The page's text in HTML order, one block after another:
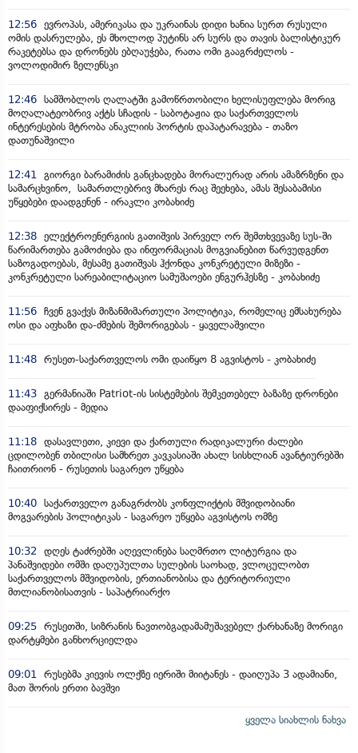
12:56 ევროპას, ამერიკასა და უკრაინას დიდი ხანია სურთ რუსული
ომის დასრულება, ეს მხოლოდ პუტინს არ სურს და თავის ბალისტიკურ
რაკეტებსა და დრონებს ებღაუჭება, რათა ომი გააგრძელოს -
ვოლოდიმირ ზელენსკი
12:46 სამშობლოს ღალატში გამოწრთობილი ხელისუფლება მორიგ
მოღალატეობრივ აქტს სჩადის - საბოტაჟია და საქართველოს
ინტერესების მტრობა ანაკლიის პორტის დაპატარავება - თაზო
დათუნაშვილი
12:41 გიორგი ბარამიძის განცხადება მორალურად არის ამაზრზენი და
სამარცხვინო, სამართლებრივ მხარეს რაც შეეხება, ამას შესაბამისი
უწყებები დაადგენენ - ირაკლი კობახიძე
12:38 ელექტროენერგიის გათიშვის პირველ ორ შემთხვევაზე სუს-ში
წარიმართება გამოძიება და ინფორმაციას მოგვიანებით წარვუდგენთ
საზოგადოებას, მესამე გათიშვას ჰქონდა კონკრეტული მიზეზი -
კონკრეტული სარეაბილიტაციო სამუშაოები ენგურჰესზე - კობახიძე
11:56 ჩვენ გვაქვს მიზანმიმართული პოლიტიკა, რომელიც ემსახურება
ოსი და აფხაზი და-ძმების შემორიგებას - ყაველაშვილი
11:48 რუსეთ-საქართველოს ომი დაიწყო 8 აგვისტოს - კობახიძე
11:43 გერმანიაში Patriot-ის სისტემების შემკეთებელ ბაზაზე დრონები
დააფიქსირეს - მედია
11:18 დასავლეთი, კიევი და ქართული რადიკალური ძალები
ცდილობენ თბილისი სამხრეთ კავკასიაში ახალ სისხლიან ავანტიურებში
ჩაითრიონ - რუსეთის საგარეო უწყება
10:40 საქართველო განაგრძობს კონფლიქტის მშვიდობიანი
მოგვარების პოლიტიკას - საგარეო უწყება აგვისტოს ომზე
10:32 დღეს ტაძრებში აღევლინება საღმრთო ლიტურგია და
პანაშვიდები ომში დაღუპულთა სულების საოხად, ვლოცულობთ
საქართველოს მშვიდობის, ერთიანობისა და ტერიტორიული
მთლიანობისათვის - საპატრიარქო
09:25 რუსეთში, სიზრანის ნავთობგადამამუშავებელ ქარხანაზე მორიგი
დარტყმები განხორციელდა
09:01 რუსებმა კიევის ოლქზე იერიში მიიტანეს - დაიღუპა 3 ადამიანი,
მათ შორის ერთი ბავშვი
ყველა სიახლის ნახვა